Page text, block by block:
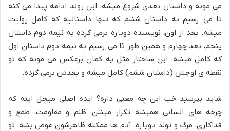
می مونه و داستان بعدی شروع میشه. این روند ادامه پیدا می کنه
تا می رسیم به داستان ششم که تنها داستانیه که کامل روایت
میشه. بعد از اون، نویسنده دوباره برمی گرده به نیمه دوم داستان
پنجم، بعد چهارم و همین طور تا می رسیم به نیمه دوم داستان اول
که کامل میشه. این ساختار مثل یه کمان برعکس می مونه که تو
نقطه ی اوجش (داستان ششم) کامل میشه و بعدش برمی گرده.
شاید بپرسید خب این چه معنی داره؟ ایده اصلی میچل اینه که
چرخه های انسانی همیشه تکرار میشن: ظلم و مقاومت، طمع و
فداکاری، مرگ و تولد دوباره. آدم ها ممکنه ظاهرشون عوض بشه، تو